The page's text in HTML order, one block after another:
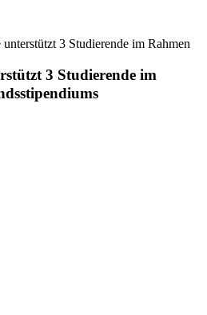
3 Studierende im Rahmen
3 Studierende im